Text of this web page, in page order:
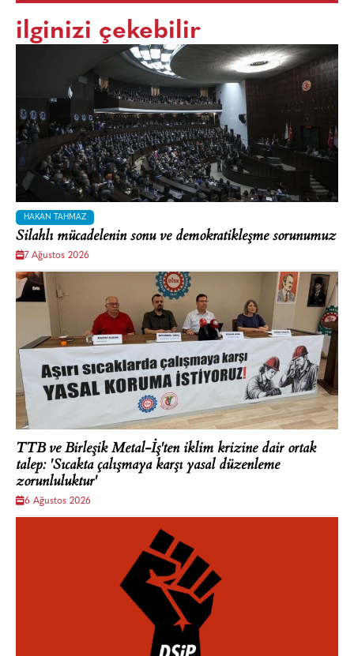
ilginizi çekebilir
HAKAN TAHMAZ
Silahlı mücadelenin sonu ve demokratikleşme sorunumuz
7 Ağustos 2026
TTB ve Birleşik Metal-İş'ten iklim krizine dair ortak
talep: 'Sıcakta çalışmaya karşı yasal düzenleme
zorunluluktur'
6 Ağustos 2026